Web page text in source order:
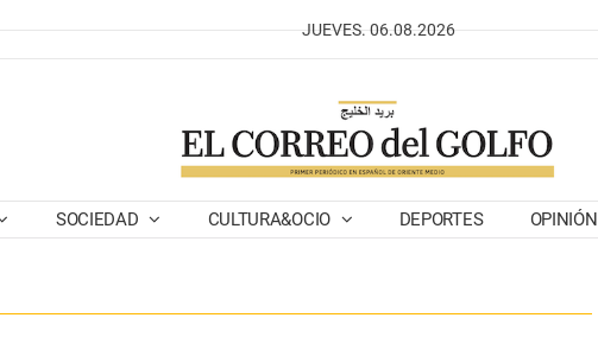
JUEVES. 06.08.2026
SOCIEDAD CULTURA&OCIO DEPORTES OPINIÓN